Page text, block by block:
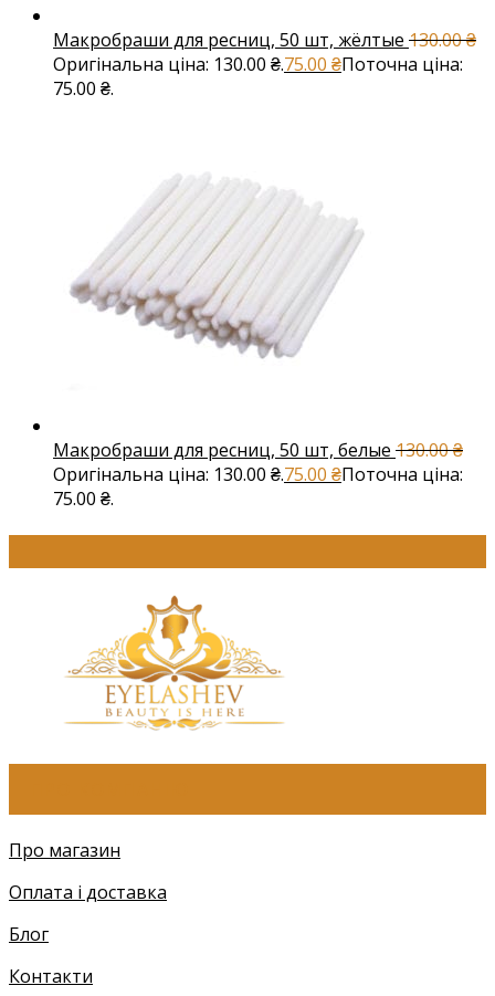
Макробраши для ресниц, 50 шт, жёлтые 130.00₴
Оригінальна ціна: 130.00 ₴.75.00 ₴Поточна ціна:
75.00 ₴.
Макробраши для ресниц, 50 шт, белые 130.00₴
Оригінальна ціна: 130.00 ₴.75.00 ₴Поточна ціна:
75.00 ₴.
Про магазин
Оплата і доставка
Блог
Контакти